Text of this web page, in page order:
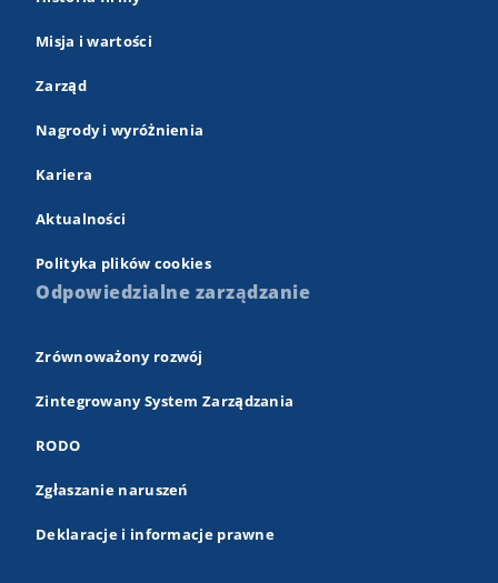
Misja i wartości
Zarząd
Nagrody i wyróżnienia
Kariera
Aktualności
Polityka plików cookies
Odpowiedzialne zarządzanie
Zrównoważony rozwój
Zintegrowany System Zarządzania
RODO
Zgłaszanie naruszeń
Deklaracje i informacje prawne